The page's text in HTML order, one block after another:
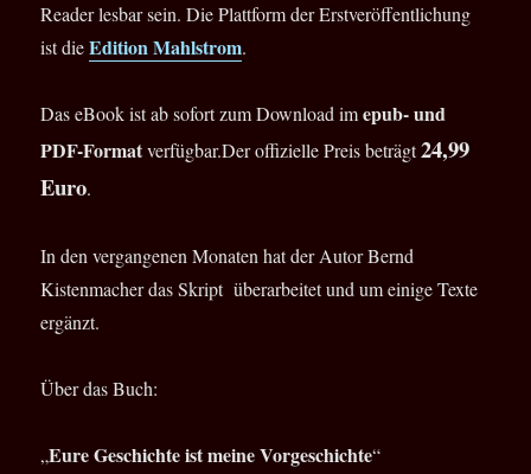
Reader lesbar sein. Die Plattform der Erstveröffentlichung
ist dieEdition Mahlstrom.
Das eBook ist ab sofort zum Download imepub- und
PDF-Formatverfügbar.Der offizielle Preis beträgt24,99
Euro.
In den vergangenen Monaten hat der Autor Bernd
Kistenmacher das Skript überarbeitet und um einige Texte
ergänzt.
Über das Buch:
„Eure Geschichte ist meine Vorgeschichte“